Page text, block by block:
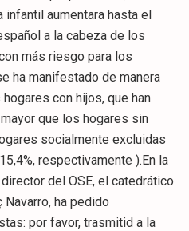
aumentara hasta el
a la cabeza de los
más riesgo para los
ha manifestado de manera
con hijos, que han
que los hogares sin
socialmente excluidas
respectivamente ).En la
del OSE, el catedrático
ha pedido
por favor, trasmitid a la